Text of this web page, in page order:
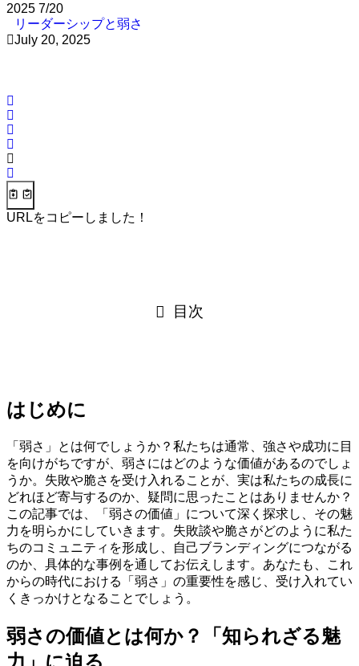
2025 7/20
リーダーシップと弱さ
July 20, 2025
URLをコピーしました！
目次
はじめに
「弱さ」とは何でしょうか？私たちは通常、強さや成功に目
を向けがちですが、弱さにはどのような価値があるのでしょ
うか。失敗や脆さを受け入れることが、実は私たちの成長に
どれほど寄与するのか、疑問に思ったことはありませんか？
この記事では、「弱さの価値」について深く探求し、その魅
力を明らかにしていきます。失敗談や脆さがどのように私た
ちのコミュニティを形成し、自己ブランディングにつながる
のか、具体的な事例を通してお伝えします。あなたも、これ
からの時代における「弱さ」の重要性を感じ、受け入れてい
くきっかけとなることでしょう。
弱さの価値とは何か？「知られざる魅
力」に迫る